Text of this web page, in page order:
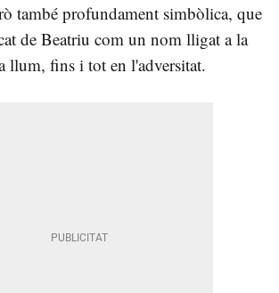
també profundament simbòlica, que
de Beatriu com un nom lligat a la
llum, fins i tot en l'adversitat.